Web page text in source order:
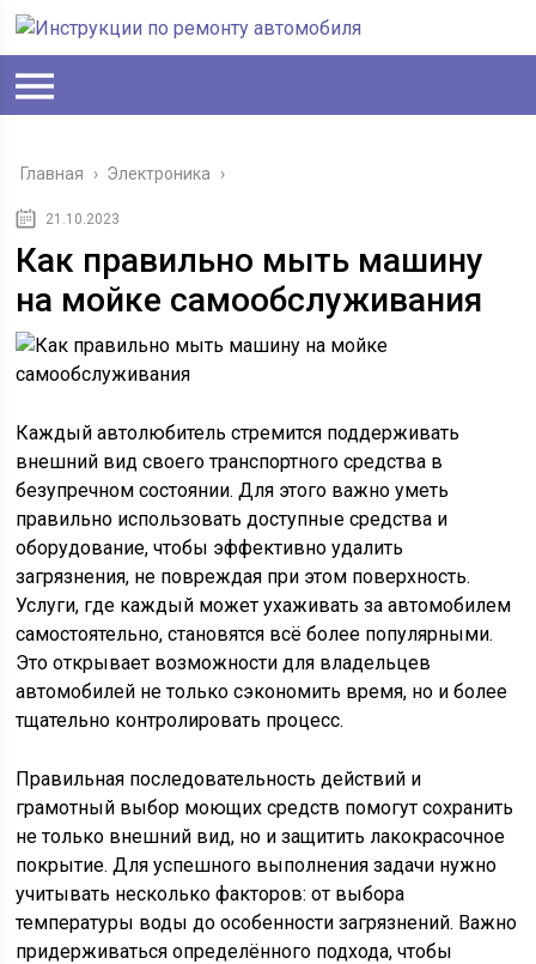
Главная › Электроника ›
21.10.2023
Как правильно мыть машину
на мойке самообслуживания
Каждый автолюбитель стремится поддерживать
внешний вид своего транспортного средства в
безупречном состоянии. Для этого важно уметь
правильно использовать доступные средства и
оборудование, чтобы эффективно удалить
загрязнения, не повреждая при этом поверхность.
Услуги, где каждый может ухаживать за автомобилем
самостоятельно, становятся всё более популярными.
Это открывает возможности для владельцев
автомобилей не только сэкономить время, но и более
тщательно контролировать процесс.
Правильная последовательность действий и
грамотный выбор моющих средств помогут сохранить
не только внешний вид, но и защитить лакокрасочное
покрытие. Для успешного выполнения задачи нужно
учитывать несколько факторов: от выбора
температуры воды до особенности загрязнений. Важно
придерживаться определённого подхода, чтобы